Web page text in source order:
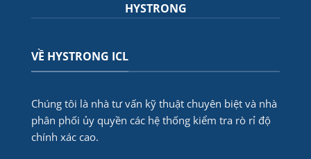
HYSTRONG
VỀ HYSTRONG ICL
Chúng tôi là nhà tư vấn kỹ thuật chuyên biệt và nhà
phân phối ủy quyền các hệ thống kiểm tra rò rỉ độ
chính xác cao.